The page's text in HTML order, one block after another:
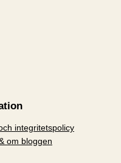
integritetspolicy
om bloggen